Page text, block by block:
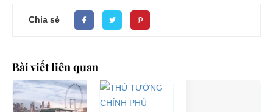
Chia sẻ
Bài viết liên quan